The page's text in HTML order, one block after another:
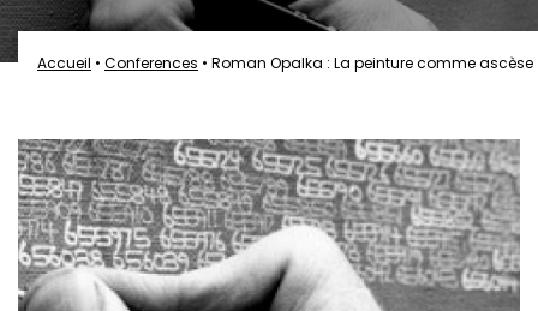
Accueil • Conferences • Roman Opalka : La peinture comme ascèse